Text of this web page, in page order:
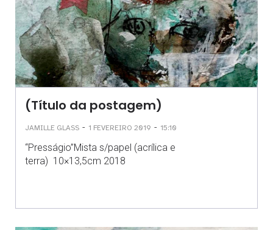
(Título da postagem)
JAMILLE GLASS - 1 FEVEREIRO 2019 - 15:10
“Presságio”Mista s/papel (acrílica e
terra) 10×13,5cm 2018